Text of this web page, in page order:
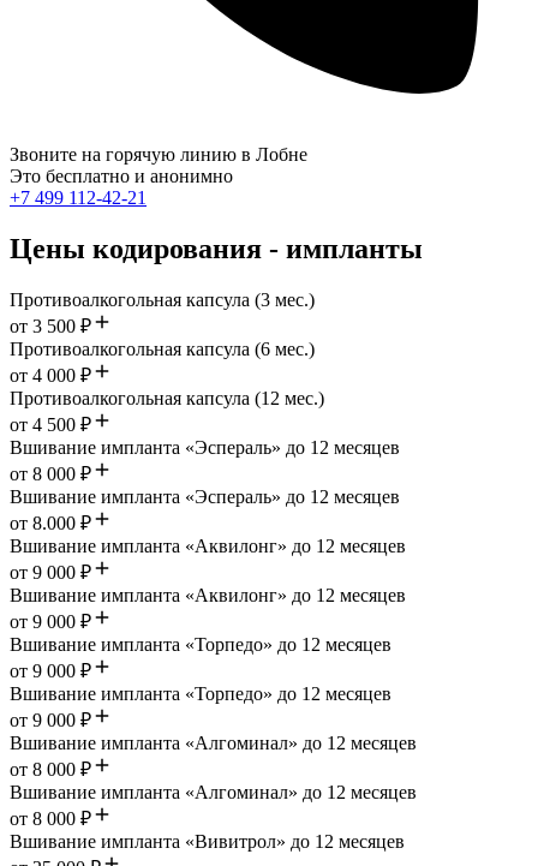
Звоните на горячую линию в Лобне
Это бесплатно и анонимно
+7 499 112-42-21
Цены кодирования - импланты
Противоалкогольная капсула (3 мес.)
от 3 500 ₽
Противоалкогольная капсула (6 мес.)
от 4 000 ₽
Противоалкогольная капсула (12 мес.)
от 4 500 ₽
Вшивание импланта «Эспераль» до 12 месяцев
от 8 000 ₽
Вшивание импланта «Эспераль» до 12 месяцев
от 8.000 ₽
Вшивание импланта «Аквилонг» до 12 месяцев
от 9 000 ₽
Вшивание импланта «Аквилонг» до 12 месяцев
от 9 000 ₽
Вшивание импланта «Торпедо» до 12 месяцев
от 9 000 ₽
Вшивание импланта «Торпедо» до 12 месяцев
от 9 000 ₽
Вшивание импланта «Алгоминал» до 12 месяцев
от 8 000 ₽
Вшивание импланта «Алгоминал» до 12 месяцев
от 8 000 ₽
Вшивание импланта «Вивитрол» до 12 месяцев